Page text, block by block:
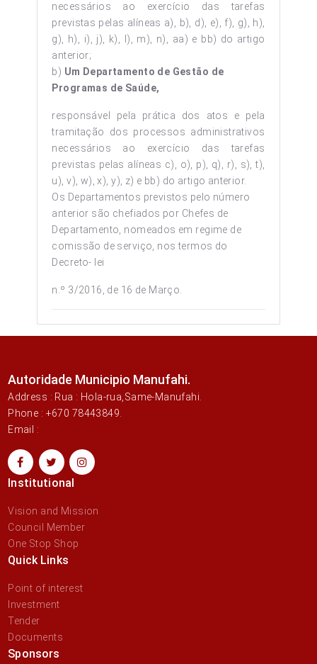
necessários ao exercício das tarefas
previstas pelas alíneas a), b), d), e), f), g), h),
g), h), i), j), k), l), m), n), aa) e bb) do artigo
anterior;
b) Um Departamento de Gestão de
Programas de Saúde,
responsável pela prática dos atos e pela
tramitação dos processos administrativos
necessários ao exercício das tarefas
previstas pelas alíneas c), o), p), q), r), s), t),
u), v), w), x), y), z) e bb) do artigo anterior.
Os Departamentos previstos pelo número
anterior são chefiados por Chefes de
Departamento, nomeados em regime de
comissão de serviço, nos termos do
Decreto- lei
n.º 3/2016, de 16 de Março.
Autoridade Municipio Manufahi.
Address : Rua : Hola-rua,Same-Manufahi.
Phone : +670 78443849.
Email :
Institutional
Vision and Mission
Council Member
One Stop Shop
Quick Links
Point of interest
Investment
Tender
Documents
Sponsors